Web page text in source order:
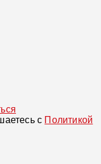
с Политикой